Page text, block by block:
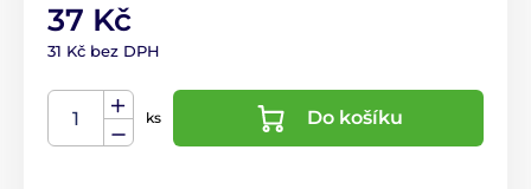
37 Kč
31 Kč bez DPH
ks Do košíku